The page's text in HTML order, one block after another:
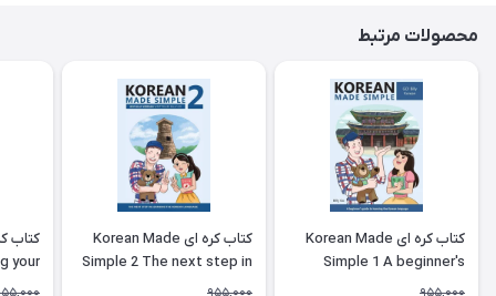
محصولات مرتبط
کتاب کره ای Korean Made
Simple 1 A beginner's
guide to learning the
955,000
کتاب کره ای Korean Made
Simple 2 The next step in
learning the Korean
955,000
your
the